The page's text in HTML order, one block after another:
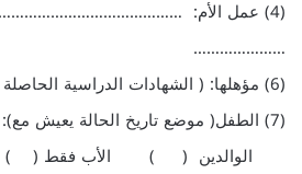
…………………
(6) مؤهلها: ( الشهادات الدراسية الحاصلة عليها)
(7) الطفل( موضع تاريخ الحالة يعيش مع):
الوالدين ( ) الأب فقط (